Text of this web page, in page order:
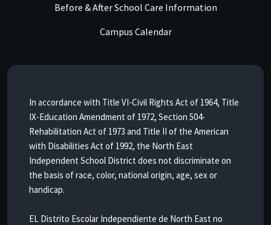
Before & After School Care Information
Campus Calendar
In accordance with Title VI-Civil Rights Act of 1964, Title
IX-Education Amendment of 1972, Section 504-
Rehabilitation Act of 1973 and Title II of the American
with Disabilities Act of 1992, the North East
Independent School District does not discriminate on
the basis of race, color, national origin, age, sex or
handicap.
EL Distrito Escolar Independiente de North East no